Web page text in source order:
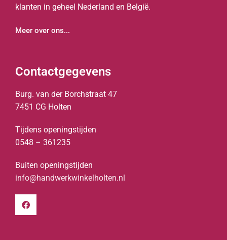
klanten in geheel Nederland en België.
Meer over ons...
Contactgegevens
Burg. van der Borchstraat 47
7451 CG Holten
Tijdens openingstijden
0548 – 361235
Buiten openingstijden
info@handwerkwinkelholten.nl